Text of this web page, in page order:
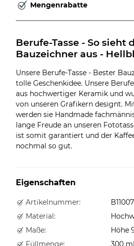
Mengenrabatte
Berufe-Tasse - So sieht
Bauzeichner aus -
Unsere Berufe-Tasse - Bester
tolle Geschenkidee. Unsere
aus hochwertiger Keramik und
von unseren Grafikern designt.
werden sie Handmade
lange Freude an unseren
ist somit garantiert und der
nochmal so gut.
Eigenschaften
Artikelnummer:
Material:
Maße:
Höhe
Füllmenge:
300 ml